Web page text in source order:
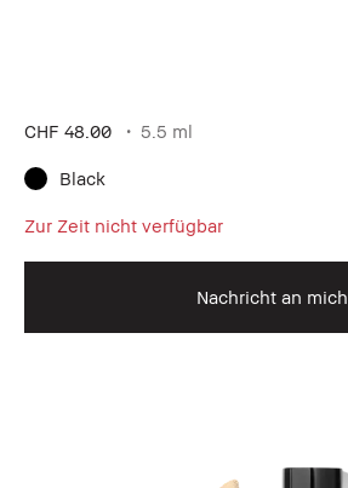
CHF 48.00 5.5 ml
Black
Zur Zeit nicht verfügbar
Nachricht an mich